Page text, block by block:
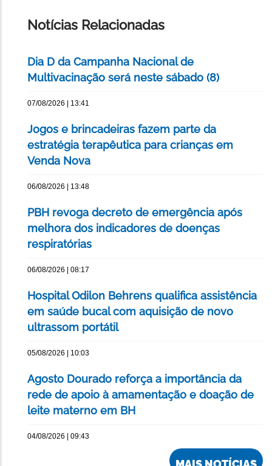
Notícias Relacionadas
Dia D da Campanha Nacional de
Multivacinação será neste sábado (8)
07/08/2026 | 13:41
Jogos e brincadeiras fazem parte da
estratégia terapêutica para crianças em
Venda Nova
06/08/2026 | 13:48
PBH revoga decreto de emergência após
melhora dos indicadores de doenças
respiratórias
06/08/2026 | 08:17
Hospital Odilon Behrens qualifica assistência
em saúde bucal com aquisição de novo
ultrassom portátil
05/08/2026 | 10:03
Agosto Dourado reforça a importância da
rede de apoio à amamentação e doação de
leite materno em BH
04/08/2026 | 09:43